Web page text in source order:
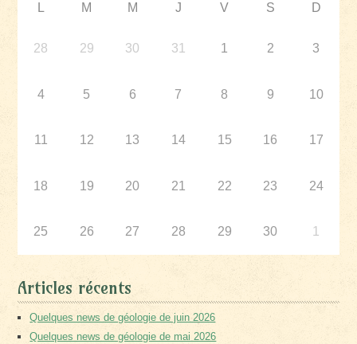
L M M J V S D
28 29 30 31 1 2 3
4 5 6 7 8 9 10
11 12 13 14 15 16 17
18 19 20 21 22 23 24
25 26 27 28 29 30 1
Articles récents
Quelques news de géologie de juin 2026
Quelques news de géologie de mai 2026